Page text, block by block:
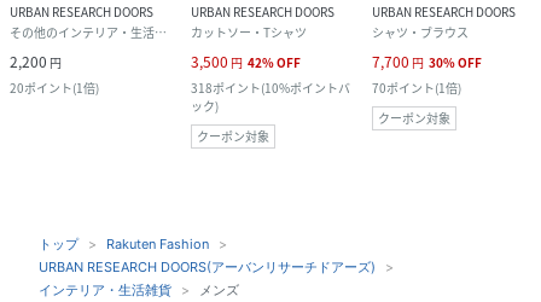
URBAN RESEARCH DOORS
その他のインテリア・生活雑貨
2,200 円
20ポイント(1倍)
URBAN RESEARCH DOORS
カットソー・Tシャツ
3,500 円 42%OFF
318ポイント(10%ポイントバ
ック)
クーポン対象
URBAN RESEARCH DOORS
シャツ・ブラウス
7,700 円 30%OFF
70ポイント(1倍)
クーポン対象
トップ
Rakuten Fashion
URBAN RESEARCH DOORS(アーバンリサーチドアーズ)
インテリア・生活雑貨
メンズ